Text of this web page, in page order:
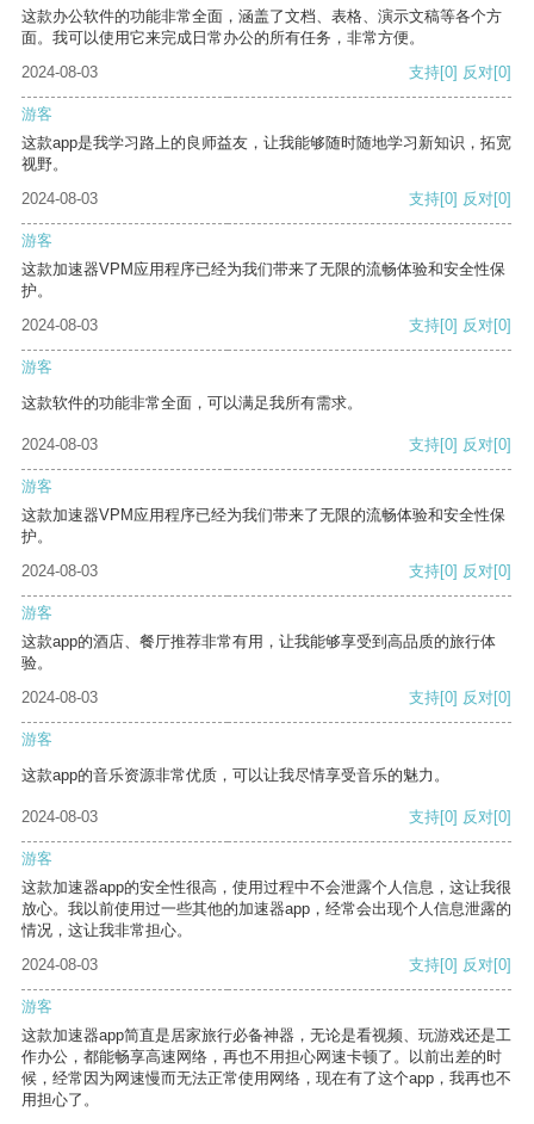
这款办公软件的功能非常全面，涵盖了文档、表格、演示文稿等各个方
面。我可以使用它来完成日常办公的所有任务，非常方便。
2024-08-03
支持[0] 反对[0]
游客
这款app是我学习路上的良师益友，让我能够随时随地学习新知识，拓宽
视野。
2024-08-03
支持[0] 反对[0]
游客
这款加速器VPM应用程序已经为我们带来了无限的流畅体验和安全性保
护。
2024-08-03
支持[0] 反对[0]
游客
这款软件的功能非常全面，可以满足我所有需求。
2024-08-03 支持[0] 反对[0]
游客
这款加速器VPM应用程序已经为我们带来了无限的流畅体验和安全性保
护。
2024-08-03
支持[0] 反对[0]
游客
这款app的酒店、餐厅推荐非常有用，让我能够享受到高品质的旅行体
验。
2024-08-03
支持[0] 反对[0]
游客
这款app的音乐资源非常优质，可以让我尽情享受音乐的魅力。
2024-08-03 支持[0] 反对[0]
游客
这款加速器app的安全性很高，使用过程中不会泄露个人信息，这让我很
放心。我以前使用过一些其他的加速器app，经常会出现个人信息泄露的
情况，这让我非常担心。
2024-08-03
支持[0] 反对[0]
游客
这款加速器app简直是居家旅行必备神器，无论是看视频、玩游戏还是工
作办公，都能畅享高速网络，再也不用担心网速卡顿了。以前出差的时
候，经常因为网速慢而无法正常使用网络，现在有了这个app，我再也不
用担心了。